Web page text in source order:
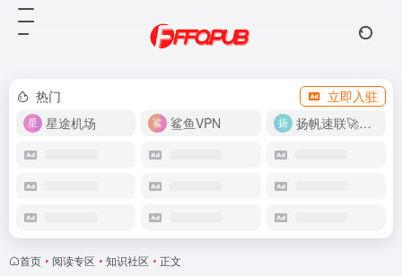
热门
立即入驻
星途机场
鲨鱼VPN 扬帆速联🚀很快
首页 • 阅读专区 • 知识社区 • 正文